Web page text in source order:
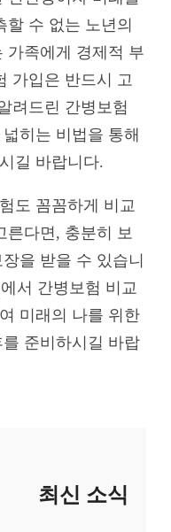
수 없는 노년의
가족에게 경제적 부
가입은 반드시 고
려드린 간병보험
히는 비법을 통해
길 바랍니다.
도 꼼꼼하게 비교
른다면, 충분히 보
을 받을 수 있습니
서 간병보험 비교
미래의 나를 위한
준비하시길 바랍
최신 소식